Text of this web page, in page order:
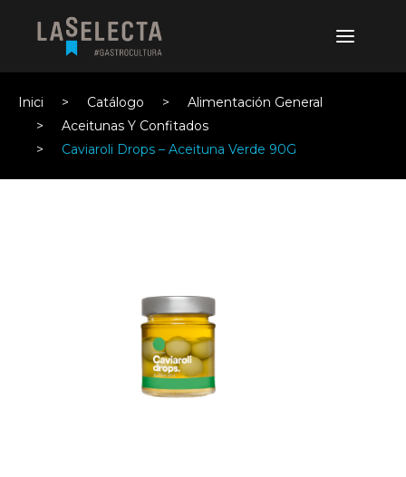
Inici Catálogo
Alimentación General
Aceitunas Y Confitados
Caviaroli Drops – Aceituna Verde 90G